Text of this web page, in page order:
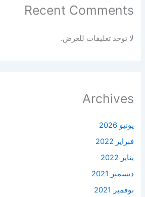
Recent Comments
لا توجد تعليقات للعرض.
Archives
يونيو 2026
فبراير 2022
يناير 2022
ديسمبر 2021
نوفمبر 2021